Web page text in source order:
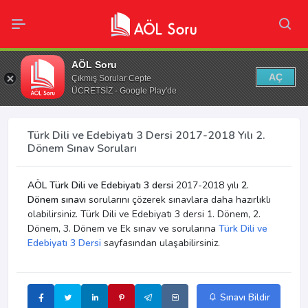
AÖL Soru
Çıkmış Sorular Cepte
ÜCRETSİZ - Google Play'de
AÇ
Türk Dili ve Edebiyatı 3 Dersi 2017-2018 Yılı 2.
Dönem Sınav Soruları
AÖL Türk Dili ve Edebiyatı 3 dersi 2017-2018 yılı 2.
Dönem sınavı sorularını çözerek sınavlara daha hazırlıklı
olabilirsiniz. Türk Dili ve Edebiyatı 3 dersi 1. Dönem, 2.
Dönem, 3. Dönem ve Ek sınav ve sorularına Türk Dili ve
Edebiyatı 3 Dersi sayfasından ulaşabilirsiniz.
Sınavı Bildir